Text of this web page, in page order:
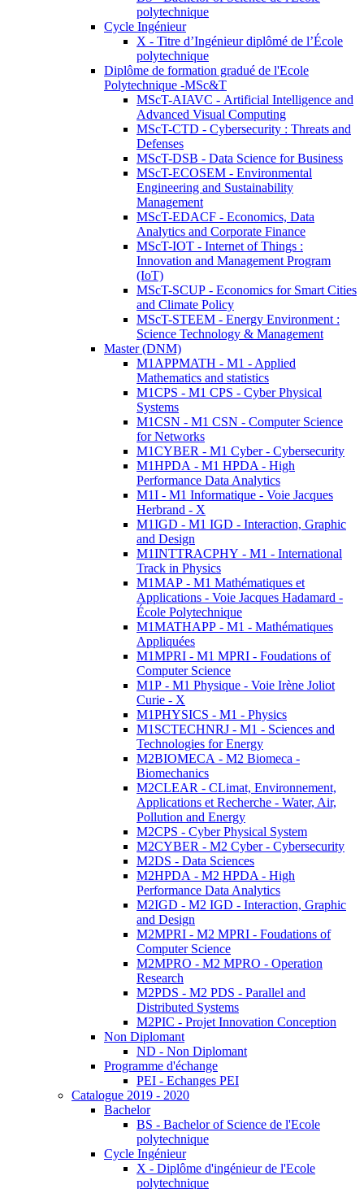
polytechnique
Cycle Ingénieur
X - Titre d’Ingénieur diplômé de l’École
polytechnique
Diplôme de formation gradué de l'Ecole
Polytechnique -MSc&T
MScT-AIAVC - Artificial Intelligence and
Advanced Visual Computing
MScT-CTD - Cybersecurity : Threats and
Defenses
MScT-DSB - Data Science for Business
MScT-ECOSEM - Environmental
Engineering and Sustainability
Management
MScT-EDACF - Economics, Data
Analytics and Corporate Finance
MScT-IOT - Internet of Things :
Innovation and Management Program
(IoT)
MScT-SCUP - Economics for Smart Cities
and Climate Policy
MScT-STEEM - Energy Environment :
Science Technology & Management
Master (DNM)
M1APPMATH - M1 - Applied
Mathematics and statistics
M1CPS - M1 CPS - Cyber Physical
Systems
M1CSN - M1 CSN - Computer Science
for Networks
M1CYBER - M1 Cyber - Cybersecurity
M1HPDA - M1 HPDA - High
Performance Data Analytics
M1I - M1 Informatique - Voie Jacques
Herbrand - X
M1IGD - M1 IGD - Interaction, Graphic
and Design
M1INTTRACPHY - M1 - International
Track in Physics
M1MAP - M1 Mathématiques et
Applications - Voie Jacques Hadamard -
École Polytechnique
M1MATHAPP - M1 - Mathématiques
Appliquées
M1MPRI - M1 MPRI - Foudations of
Computer Science
M1P - M1 Physique - Voie Irène Joliot
Curie - X
M1PHYSICS - M1 - Physics
M1SCTECHNRJ - M1 - Sciences and
Technologies for Energy
M2BIOMECA - M2 Biomeca -
Biomechanics
M2CLEAR - CLimat, Environnement,
Applications et Recherche - Water, Air,
Pollution and Energy
M2CPS - Cyber Physical System
M2CYBER - M2 Cyber - Cybersecurity
M2DS - Data Sciences
M2HPDA - M2 HPDA - High
Performance Data Analytics
M2IGD - M2 IGD - Interaction, Graphic
and Design
M2MPRI - M2 MPRI - Foudations of
Computer Science
M2MPRO - M2 MPRO - Operation
Research
M2PDS - M2 PDS - Parallel and
Distributed Systems
M2PIC - Projet Innovation Conception
Non Diplomant
ND - Non Diplomant
Programme d'échange
PEI - Echanges PEI
Catalogue 2019 - 2020
Bachelor
BS - Bachelor of Science de l'Ecole
polytechnique
Cycle Ingénieur
X - Diplôme d'ingénieur de l'Ecole
polytechnique